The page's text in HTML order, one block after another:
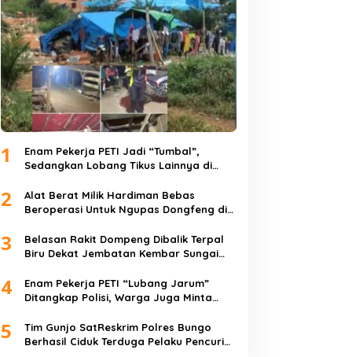
1
Enam Pekerja PETI Jadi “Tumbal”,
Sedangkan Lobang Tikus Lainnya di
Beroperasi
2
Alat Berat Milik Hardiman Bebas
Beroperasi Untuk Ngupas Dongfeng di
3
Belasan Rakit Dompeng Dibalik Terpal
Biru Dekat Jembatan Kembar Sungai
4
Enam Pekerja PETI “Lubang Jarum”
Ditangkap Polisi, Warga Juga Minta
5
Tim Gunjo SatReskrim Polres Bungo
Berhasil Ciduk Terduga Pelaku Pencuri